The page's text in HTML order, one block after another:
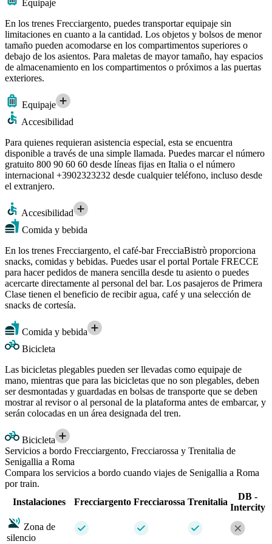
Equipaje
En los trenes Frecciargento, puedes transportar equipaje sin
limitaciones en cuanto a la cantidad. Los objetos y bolsos de menor
tamaño pueden acomodarse en los compartimentos superiores o
debajo de los asientos. Para maletas de mayor tamaño, hay espacios
de almacenamiento en los compartimentos o próximos a las puertas
exteriores.
Equipaje
Accesibilidad
Para quienes requieran asistencia especial, esta se encuentra
disponible a través de una simple llamada. Puedes marcar el número
gratuito 800 90 60 60 desde líneas fijas en Italia o el número
internacional +3902323232 desde cualquier teléfono, incluso desde
el extranjero.
Accesibilidad
Comida y bebida
En los trenes Frecciargento, el café-bar FrecciaBistrò proporciona
snacks, comidas y bebidas. Puedes usar el portal Portale FRECCE
para hacer pedidos de manera sencilla desde tu asiento o puedes
acercarte directamente al personal del bar. Los pasajeros de Primera
Clase tienen el beneficio de recibir agua, café y una selección de
snacks de cortesía.
Comida y bebida
Bicicleta
Las bicicletas plegables pueden ser llevadas como equipaje de
mano, mientras que para las bicicletas que no son plegables, deben
ser desmontadas y guardadas en bolsas de transporte que se deben
mostrar al revisor o al personal de la plataforma antes de embarcar, y
serán colocadas en un área designada del tren.
Bicicleta
Servicios a bordo Frecciargento, Frecciarossa y Trenitalia de
Senigallia a Roma
Compara los servicios a bordo cuando viajes de Senigallia a Roma
por train.
Instalaciones
Frecciargento Frecciarossa Trenitalia
DB -
Intercity
Zona de
silencio